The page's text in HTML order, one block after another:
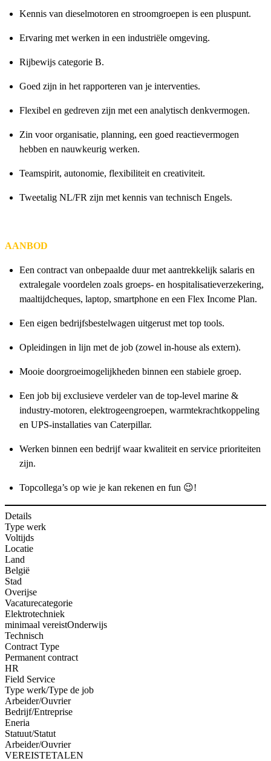
Kennis van dieselmotoren en stroomgroepen is een pluspunt.
Ervaring met werken in een industriële omgeving.
Rijbewijs categorie B.
Goed zijn in het rapporteren van je interventies.
Flexibel en gedreven zijn met een analytisch denkvermogen.
Zin voor organisatie, planning, een goed reactievermogen
hebben en nauwkeurig werken.
Teamspirit, autonomie, flexibiliteit en creativiteit.
Tweetalig NL/FR zijn met kennis van technisch Engels.
AANBOD
Een contract van onbepaalde duur met aantrekkelijk salaris en
extralegale voordelen zoals groeps- en hospitalisatieverzekering,
maaltijdcheques, laptop, smartphone en een Flex Income Plan.
Een eigen bedrijfsbestelwagen uitgerust met top tools.
Opleidingen in lijn met de job (zowel in-house als extern).
Mooie doorgroeimogelijkheden binnen een stabiele groep.
Een job bij exclusieve verdeler van de top-level marine &
industry-motoren, elektrogeengroepen, warmtekrachtkoppeling
en UPS-installaties van Caterpillar.
Werken binnen een bedrijf waar kwaliteit en service prioriteiten
zijn.
Topcollega’s op wie je kan rekenen en fun 😉!
Details
Type werk
Voltijds
Locatie
Land
België
Stad
Overijse
Vacaturecategorie
Elektrotechniek
minimaal vereistOnderwijs
Technisch
Contract Type
Permanent contract
HR
Field Service
Type werk/Type de job
Arbeider/Ouvrier
Bedrijf/Entreprise
Eneria
Statuut/Statut
Arbeider/Ouvrier
VEREISTETALEN